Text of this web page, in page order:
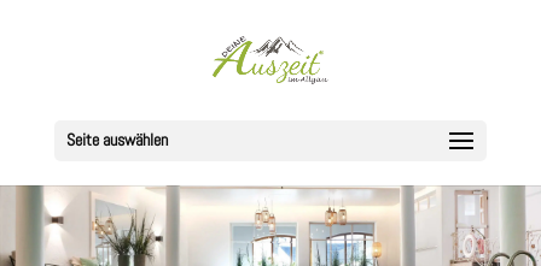
Seite auswählen